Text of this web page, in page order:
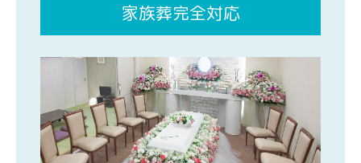
家族葬完全対応